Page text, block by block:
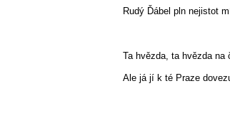
Rudý Ďábel pln nejistot
Ta hvězda, ta hvězda
Ale já jí k té Praze